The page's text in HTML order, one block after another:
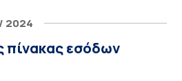
/ 2024
πίνακας εσόδων